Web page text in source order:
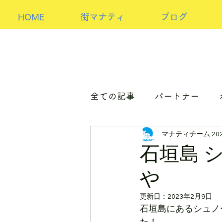
HOME 街マナティ ブログ
全ての記事 パートナー
パートナーorホスト ア
石垣島
や
マナティチーム
更新日： 2023年2月9日
石垣島にあるシュ